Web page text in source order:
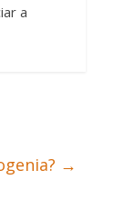
a
→